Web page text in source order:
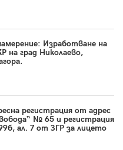
Изработване на
на град Николаево,
регистрация от адрес
№ 65 и регистрация
ал. 7 от ЗГР за лицето